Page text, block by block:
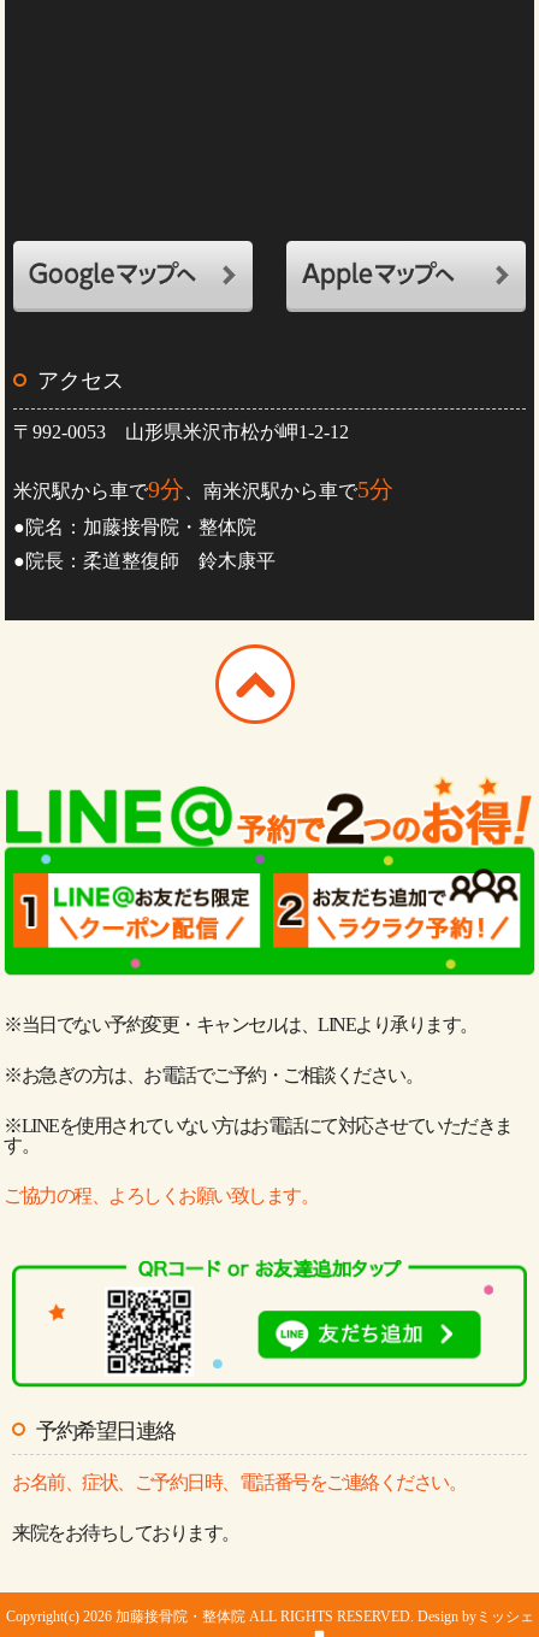
アクセス
〒992-0053 山形県米沢市松が岬1-2-12
米沢駅から車で9分 、南米沢駅から車で5分
●院名：加藤接骨院・整体院
●院長：柔道整復師 鈴木康平
※当日でない予約変更・キャンセルは、LINEより承ります。
※お急ぎの方は、お電話でご予約・ご相談ください。
※LINEを使用されていない方はお電話にて対応させていただきま
す。
ご協力の程、よろしくお願い致します。
予約希望日連絡
お名前、症状、ご予約日時、電話番号をご連絡ください。
来院をお待ちしております。
Copyright(c) 2026 加藤接骨院・整体院 ALL RIGHTS RESERVED. Design byミッシェ